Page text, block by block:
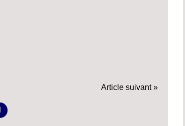
Article suivant »